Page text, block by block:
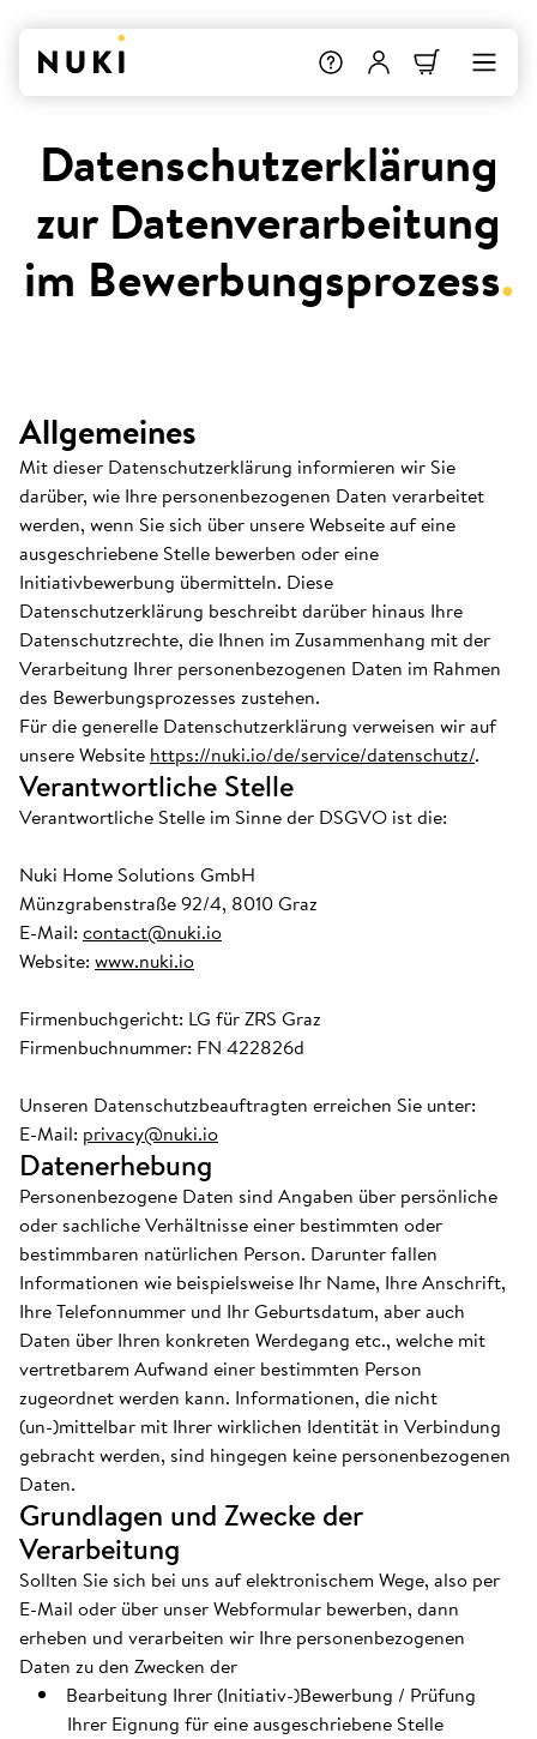
Datenschutzerklärung
zur Datenverarbeitung
im Bewerbungsprozess.
Allgemeines
Mit dieser Datenschutzerklärung informieren wir Sie
darüber, wie Ihre personenbezogenen Daten verarbeitet
werden, wenn Sie sich über unsere Webseite auf eine
ausgeschriebene Stelle bewerben oder eine
Initiativbewerbung übermitteln. Diese
Datenschutzerklärung beschreibt darüber hinaus Ihre
Datenschutzrechte, die Ihnen im Zusammenhang mit der
Verarbeitung Ihrer personenbezogenen Daten im Rahmen
des Bewerbungsprozesses zustehen.
Für die generelle Datenschutzerklärung verweisen wir auf
unsere Website https://nuki.io/de/service/datenschutz/.
Verantwortliche Stelle
Verantwortliche Stelle im Sinne der DSGVO ist die:
Nuki Home Solutions GmbH
Münzgrabenstraße 92/4, 8010 Graz
E-Mail: contact@nuki.io
Website: www.nuki.io
Firmenbuchgericht: LG für ZRS Graz
Firmenbuchnummer: FN 422826d
Unseren Datenschutzbeauftragten erreichen Sie unter:
E-Mail: privacy@nuki.io
Datenerhebung
Personenbezogene Daten sind Angaben über persönliche
oder sachliche Verhältnisse einer bestimmten oder
bestimmbaren natürlichen Person. Darunter fallen
Informationen wie beispielsweise Ihr Name, Ihre Anschrift,
Ihre Telefonnummer und Ihr Geburtsdatum, aber auch
Daten über Ihren konkreten Werdegang etc., welche mit
vertretbarem Aufwand einer bestimmten Person
zugeordnet werden kann. Informationen, die nicht
(un-)mittelbar mit Ihrer wirklichen Identität in Verbindung
gebracht werden, sind hingegen keine personenbezogenen
Daten.
Grundlagen und Zwecke der
Verarbeitung
Sollten Sie sich bei uns auf elektronischem Wege, also per
E-Mail oder über unser Webformular bewerben, dann
erheben und verarbeiten wir Ihre personenbezogenen
Daten zu den Zwecken der
Bearbeitung Ihrer (Initiativ-)Bewerbung / Prüfung
Ihrer Eignung für eine ausgeschriebene Stelle